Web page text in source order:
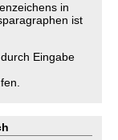
in
ist
Eingabe